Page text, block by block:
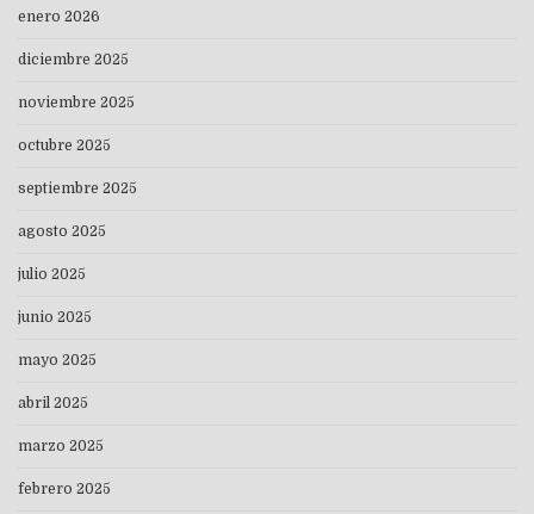
enero 2026
diciembre 2025
noviembre 2025
octubre 2025
septiembre 2025
agosto 2025
julio 2025
junio 2025
mayo 2025
abril 2025
marzo 2025
febrero 2025